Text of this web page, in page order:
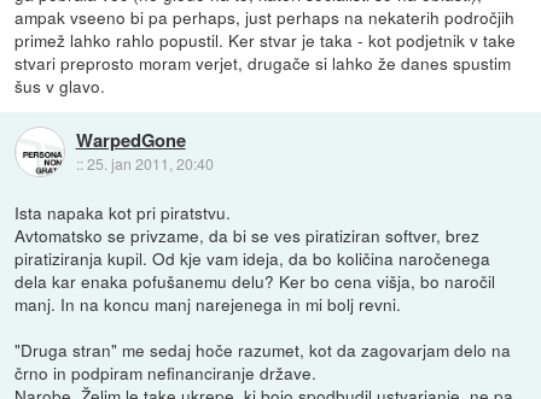
ampak vseeno bi pa perhaps, just perhaps na nekaterih področjih
primež lahko rahlo popustil. Ker stvar je taka - kot podjetnik v take
stvari preprosto moram verjet, drugače si lahko že danes spustim
šus v glavo.
WarpedGone
::25. jan 2011, 20:40
Ista napaka kot pri piratstvu.
Avtomatsko se privzame, da bi se ves piratiziran softver, brez
piratiziranja kupil. Od kje vam ideja, da bo količina naročenega
dela kar enaka pofušanemu delu? Ker bo cena višja, bo naročil
manj. In na koncu manj narejenega in mi bolj revni.
"Druga stran" me sedaj hoče razumet, kot da zagovarjam delo na
črno in podpiram nefinanciranje države.